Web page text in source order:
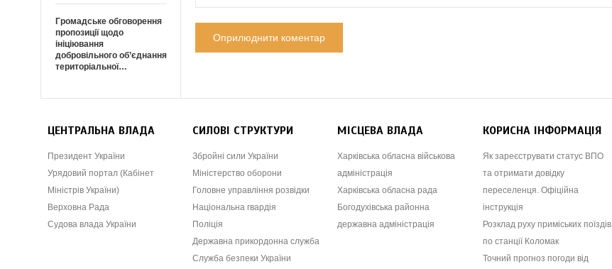
Громадське обговорення
пропозиції щодо
ініціювання
добровільного об’єднання
територіальної…
ЦЕНТРАЛЬНА ВЛАДА
Президент України
Урядовий портал (Кабінет
Міністрів України)
Верховна Рада
Судова влада України
СИЛОВІ СТРУКТУРИ
Збройні сили України
Міністерство оборони
Головне управління розвідки
Національна гвардія
Поліція
Державна прикордонна служба
Служба безпеки України
МІСЦЕВА ВЛАДА
Харківська обласна військова
адміністрація
Харківська обласна рада
Богодухівська районна
державна адміністрація
КОРИСНА ІНФОРМАЦІЯ
Як зареєструвати статус ВПО
та отримати довідку
переселенця. Офіційна
інструкція
Розклад руху приміських поїздів
по станції Коломак
Точний прогноз погоди від